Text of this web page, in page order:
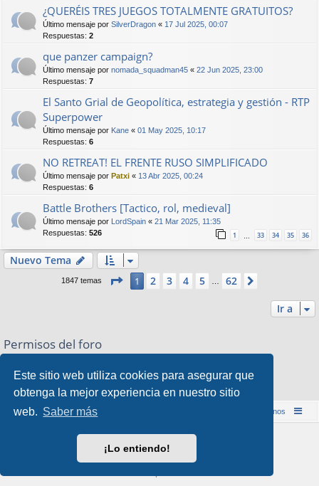
Este sitio web utiliza cookies para asegurar que
obtenga la mejor experiencia en nuestro sitio
web. Saber más
¡Lo entiendo!
¿QUERÉIS TRES JUEGOS TOTALMENTE GRATUITOS?
Último mensaje por SilverDragon « 17 Jul 2025, 00:07
Respuestas: 2
que panzer campaign?
Último mensaje por nomada_squadman45 « 22 Jun 2025, 23:00
Respuestas: 7
El Santo Grial de Geopolítica, estrategia y gestión - RTP
Superpower
Último mensaje por Kane « 01 May 2025, 10:17
Respuestas: 6
NO RETREAT! EL FRENTE RUSO SIMPLIFICADO
Último mensaje por Patxi « 13 Abr 2025, 00:24
Respuestas: 6
Battle Brothers [Tactico, rol, medieval]
Último mensaje por LordSpain « 21 Mar 2025, 11:35
Respuestas: 526 1 … 33 34 35 36
Nuevo Tema
1847 temas Página de 62
1 2 3 4 5 62
Ir a
Permisos del foro
No puede responder a temas en este Foro
No puedeeditar sus mensajes en este Foro
No puedeborrar sus mensajes en este Foro
Inicio (Web) Foro Punta de Lanza Wargames Contáctenos
Desarrollado porphpBB® Forum Software © phpBB Limited
Style porArty&
phpBB España